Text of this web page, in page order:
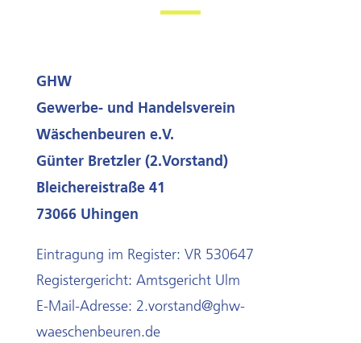
GHW
Gewerbe- und Handelsverein
Wäschenbeuren e.V.
Günter Bretzler (2.Vorstand)
Bleichereistraße 41
73066 Uhingen
Eintragung im Register: VR 530647
Registergericht: Amtsgericht Ulm
E-Mail-Adresse: 2.vorstand@ghw-
waeschenbeuren.de